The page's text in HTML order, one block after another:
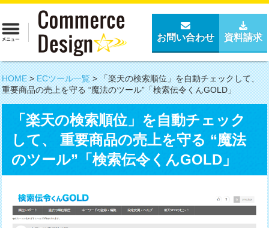
お問い合わせ 資料請求
HOME>ECツール一覧>「楽天の検索順位」を自動チェックして、
重要商品の売上を守る “魔法のツール”「検索伝令くんGOLD」
「楽天の検索順位」を自動チェック
して、 重要商品の売上を守る “魔法
のツール”「検索伝令くんGOLD」